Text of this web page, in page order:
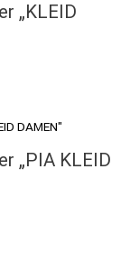
„KLEID
„PIA KLEID